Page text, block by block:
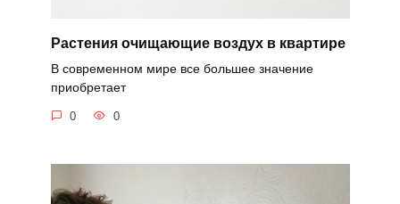
Растения очищающие воздух в квартире
В современном мире все большее значение
приобретает
0 0